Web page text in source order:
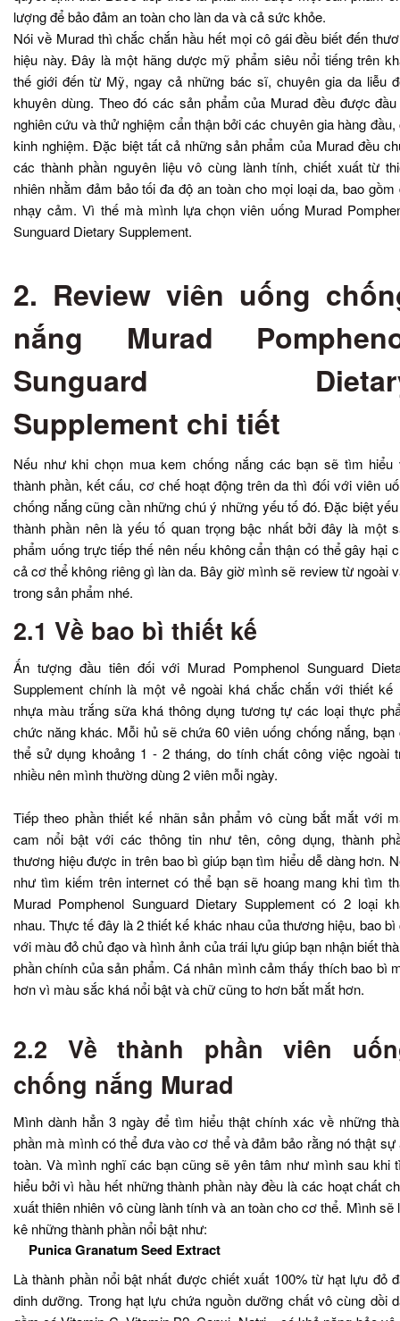
lượng để bảo đảm an toàn cho làn da và cả sức khỏe.
Nói về Murad thì chắc chắn hầu hết mọi cô gái đều biết đến
hiệu này. Đây là một hãng dược mỹ phẩm siêu nổi tiếng trên
thế giới đến từ Mỹ, ngay cả những bác sĩ, chuyên gia da liễu
khuyên dùng. Theo đó các sản phẩm của Murad đều được
nghiên cứu và thử nghiệm cẩn thận bởi các chuyên gia hàng đầu,
kinh nghiệm. Đặc biệt tất cả những sản phẩm của Murad đều
các thành phần nguyên liệu vô cùng lành tính, chiết xuất từ
nhiên nhằm đảm bảo tối đa độ an toàn cho mọi loại da, bao gồm
nhạy cảm. Vì thế mà mình lựa chọn viên uống Murad
Sunguard Dietary Supplement.
2. Review viên uống
nắng Murad
Sunguard
Supplement chi tiết
Nếu như khi chọn mua kem chống nắng các bạn sẽ tìm hiểu
thành phần, kết cấu, cơ chế hoạt động trên da thì đối với viên
chống nắng cũng cần những chú ý những yếu tố đó. Đặc biệt
thành phần nên là yếu tố quan trọng bậc nhất bởi đây là một
phẩm uống trực tiếp thế nên nếu không cẩn thận có thể gây hại
cả cơ thể không riêng gì làn da. Bây giờ mình sẽ review từ ngoài
trong sản phẩm nhé.
2.1 Về bao bì thiết kế
Ấn tượng đầu tiên đối với Murad Pomphenol Sunguard
Supplement chính là một vẻ ngoài khá chắc chắn với thiết kế
nhựa màu trắng sữa khá thông dụng tương tự các loại thực
chức năng khác. Mỗi hủ sẽ chứa 60 viên uống chống nắng, bạn
thể sử dụng khoảng 1 - 2 tháng, do tính chất công việc ngoài
nhiều nên mình thường dùng 2 viên mỗi ngày.
Tiếp theo phần thiết kế nhãn sản phẩm vô cùng bắt mắt với
cam nổi bật với các thông tin như tên, công dụng, thành
thương hiệu được in trên bao bì giúp bạn tìm hiểu dễ dàng hơn.
như tìm kiếm trên internet có thể bạn sẽ hoang mang khi tìm
Murad Pomphenol Sunguard Dietary Supplement có 2 loại
nhau. Thực tế đây là 2 thiết kế khác nhau của thương hiệu, bao bì
với màu đỏ chủ đạo và hình ảnh của trái lựu giúp bạn nhận biết
phần chính của sản phẩm. Cá nhân mình cảm thấy thích bao bì
hơn vì màu sắc khá nổi bật và chữ cũng to hơn bắt mắt hơn.
2.2 Về thành phần viên
chống nắng Murad
Mình dành hẳn 3 ngày để tìm hiểu thật chính xác về những
phần mà mình có thể đưa vào cơ thể và đảm bảo rằng nó thật sự
toàn. Và mình nghĩ các bạn cũng sẽ yên tâm như mình sau khi
hiểu bởi vì hầu hết những thành phần này đều là các hoạt chất
xuất thiên nhiên vô cùng lành tính và an toàn cho cơ thể. Mình sẽ
kê những thành phần nổi bật như:
Punica Granatum Seed Extract
Là thành phần nổi bật nhất được chiết xuất 100% từ hạt lựu đỏ
dinh dưỡng. Trong hạt lựu chứa nguồn dưỡng chất vô cùng dồi